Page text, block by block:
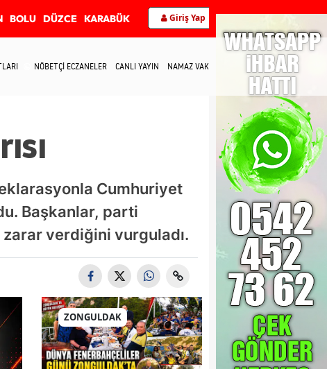
BOLU DÜZCE KARABÜK Giriş Yap
NÖBETÇİ ECZANELER CANLI YAYIN NAMAZ VAKİTLERİ İLETİŞİM
Cumhuriyet
Başkanlar, parti
zarar verdiğini vurguladı.
ZONGULDAK